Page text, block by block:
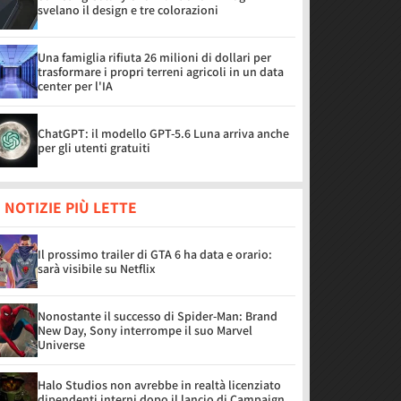
svelano il design e tre colorazioni
Una famiglia rifiuta 26 milioni di dollari per
trasformare i propri terreni agricoli in un data
center per l'IA
ChatGPT: il modello GPT-5.6 Luna arriva anche
per gli utenti gratuiti
NOTIZIE PIÙ LETTE
Il prossimo trailer di GTA 6 ha data e orario:
sarà visibile su Netflix
Nonostante il successo di Spider-Man: Brand
New Day, Sony interrompe il suo Marvel
Universe
Halo Studios non avrebbe in realtà licenziato